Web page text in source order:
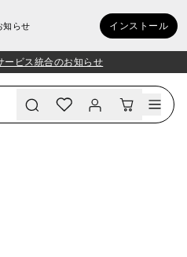
知らせ インストール
ービス統合のお知らせ